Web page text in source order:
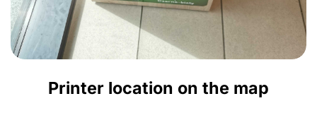
Printer location on the map